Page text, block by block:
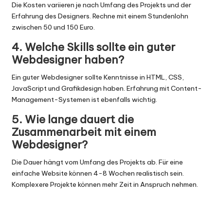
Die Kosten variieren je nach Umfang des Projekts und der
Erfahrung des Designers. Rechne mit einem Stundenlohn
zwischen 50 und 150 Euro.
4. Welche Skills sollte ein guter
Webdesigner haben?
Ein guter Webdesigner sollte Kenntnisse in HTML, CSS,
JavaScript und Grafikdesign haben. Erfahrung mit Content-
Management-Systemen ist ebenfalls wichtig.
5. Wie lange dauert die
Zusammenarbeit mit einem
Webdesigner?
Die Dauer hängt vom Umfang des Projekts ab. Für eine
einfache Website können 4-8 Wochen realistisch sein.
Komplexere Projekte können mehr Zeit in Anspruch nehmen.